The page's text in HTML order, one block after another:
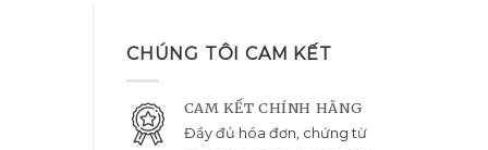
CHÚNG TÔI CAM KẾT
CAM KẾT CHÍNH HÃNG
Đầy đủ hóa đơn, chứng từ